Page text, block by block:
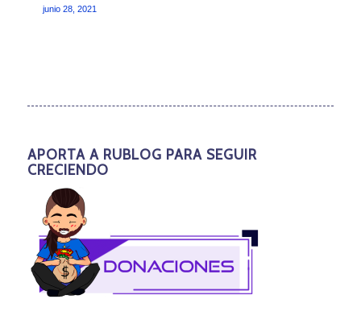
junio 28, 2021
APORTA A RUBLOG PARA SEGUIR
CRECIENDO